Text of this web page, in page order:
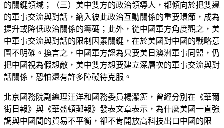
的關鍵領域；（三）美中雙方的政治領導人，都傾向於把雙邊
的軍事交流與對話，納入彼此政治互動關係的重要環節，成為
提升或降低政治關係的籌碼；此外，從中國軍方角度觀之，美
中軍事交流與對話的限制因素關鍵，在於美國對中國的戰略意
圖不明確。換言之，中國軍方認為只要美日澳洲軍事同盟，仍
把中國視為假想敵，美中雙方想要建立深層次的軍事交流與對
話關係，恐怕還有許多障礙待克服。
北京國務院副總理汪洋和國務委員楊潔箎，曾經分別在《華爾
街日報》與《華盛頓郵報》發表文章表示，為什麼美國一直強
調與中國間的貿易不平衡，卻不肯開放高科技出口中國的限